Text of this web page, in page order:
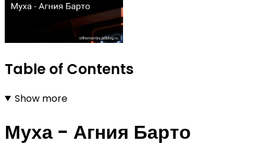
Table of Contents
Show more
Муха - Агния Барто